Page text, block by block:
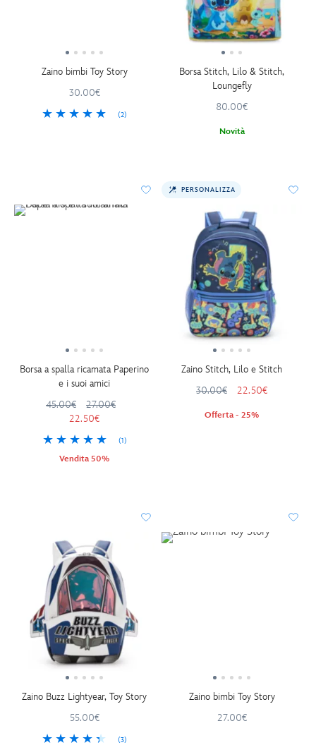
Zaino bimbi Toy Story
30.00€
(2)
Borsa Stitch, Lilo & Stitch,
Loungefly
80.00€
Novità
Borsa a spalla ricamata Paperino
e i suoi amici
45.00€
27.00€
22.50€
(1)
Vendita 50%
PERSONALIZZA
Zaino Stitch, Lilo e Stitch
30.00€
22.50€
Offerta - 25%
Zaino Buzz Lightyear, Toy Story
55.00€
(3)
Zaino bimbi Toy Story
27.00€